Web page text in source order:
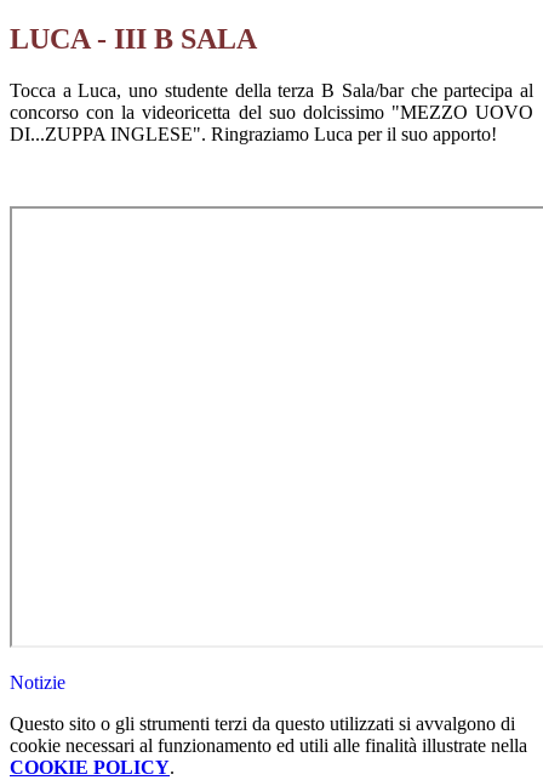
LUCA - III B SALA
Tocca a Luca, uno studente della terza B Sala/bar che partecipa al
concorso con la videoricetta del suo dolcissimo "MEZZO UOVO
DI...ZUPPA INGLESE". Ringraziamo Luca per il suo apporto!
Notizie
Questo sito o gli strumenti terzi da questo utilizzati si avvalgono di
cookie necessari al funzionamento ed utili alle finalità illustrate nella
COOKIE POLICY.